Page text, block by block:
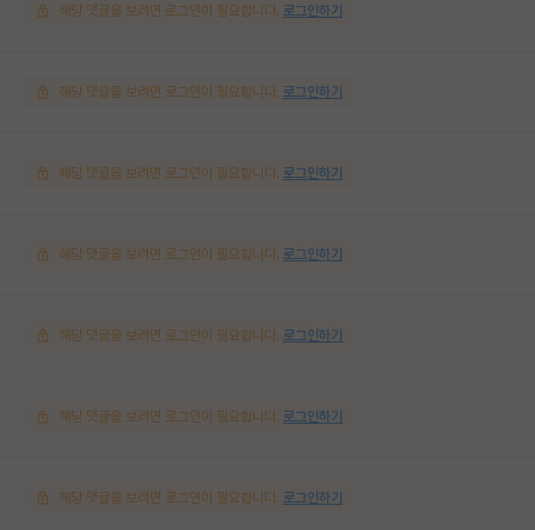
해당 댓글을 보려면 로그인이 필요합니다. 로그인하기
해당 댓글을 보려면 로그인이 필요합니다. 로그인하기
해당 댓글을 보려면 로그인이 필요합니다. 로그인하기
해당 댓글을 보려면 로그인이 필요합니다. 로그인하기
해당 댓글을 보려면 로그인이 필요합니다. 로그인하기
해당 댓글을 보려면 로그인이 필요합니다. 로그인하기
해당 댓글을 보려면 로그인이 필요합니다. 로그인하기